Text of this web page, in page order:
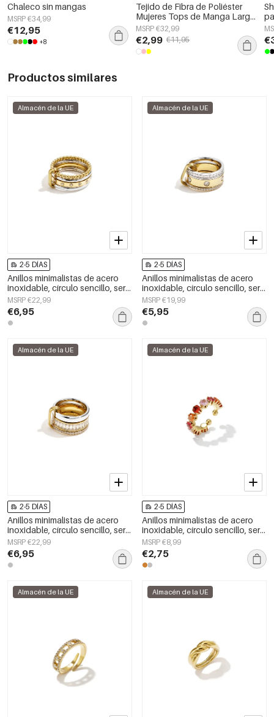
Chaleco sin mangas
MSRP €34,99
€12,95
+8
Tejido de Fibra de Poliéster
Mujeres Tops de Manga Larga
Elegante Color Sólido
Primavera/Verano
MSRP €32,99
€2,99 €11,95
Productos similares
Almacén de la UE
2-5 DÍAS
Anillos minimalistas de acero
inoxidable, círculo sencillo, serie
Daily Simple, joyería para mujer.
MSRP €22,99
€6,95
Almacén de la UE
2-5 DÍAS
Anillos minimalistas de acero
inoxidable, círculo sencillo, serie
Daily Simple, joyería para mujer.
MSRP €19,99
€5,95
Almacén de la UE
2-5 DÍAS
Anillos minimalistas de acero
inoxidable, círculo sencillo, serie
Daily Simple, joyería para mujer.
MSRP €22,99
€6,95
Almacén de la UE
2-5 DÍAS
Anillos minimalistas de acero
inoxidable, círculo sencillo, serie
Daily Simple, joyería para mujer.
MSRP €8,99
€2,75
Almacén de la UE Almacén de la UE